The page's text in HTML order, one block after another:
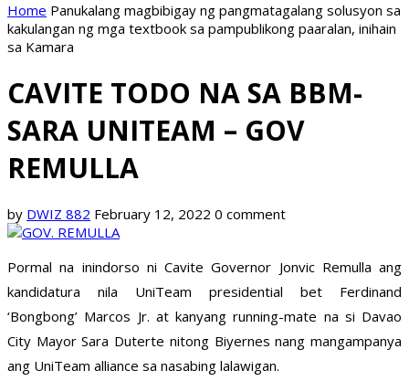
Home Panukalang magbibigay ng pangmatagalang solusyon sa
kakulangan ng mga textbook sa pampublikong paaralan, inihain
sa Kamara
CAVITE TODO NA SA BBM-
SARA UNITEAM – GOV
REMULLA
by DWIZ 882 February 12, 2022 0 comment
Pormal na inindorso ni Cavite Governor Jonvic Remulla ang
kandidatura nila UniTeam presidential bet Ferdinand
‘Bongbong’ Marcos Jr. at kanyang running-mate na si Davao
City Mayor Sara Duterte nitong Biyernes nang mangampanya
ang UniTeam alliance sa nasabing lalawigan.